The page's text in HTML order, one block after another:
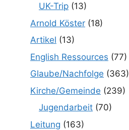
UK-Trip (13)
Arnold Köster (18)
Artikel (13)
English Ressources (77)
Glaube/Nachfolge (363)
Kirche/Gemeinde (239)
Jugendarbeit (70)
Leitung (163)